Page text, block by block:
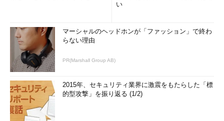
い
マーシャルのヘッドホンが「ファッション」で終わ
らない理由
PR(Marshall Group AB)
2015年、セキュリティ業界に激震をもたらした「標
的型攻撃」を振り返る (1/2)